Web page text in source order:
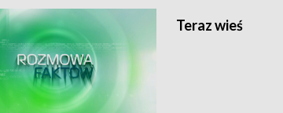
Teraz wieś